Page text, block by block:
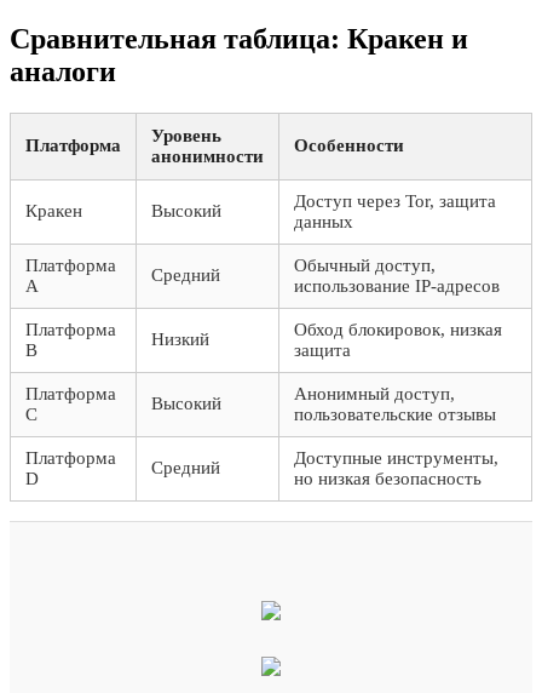
Сравнительная таблица: Кракен и
аналоги
Платформа
Уровень
анонимности
Особенности
Кракен Высокий
Доступ через Tor, защита
данных
Платформа
A
Средний
Обычный доступ,
использование IP-адресов
Платформа
B
Низкий
Обход блокировок, низкая
защита
Платформа
C
Высокий
Анонимный доступ,
пользовательские отзывы
Платформа
D
Средний
Доступные инструменты,
но низкая безопасность